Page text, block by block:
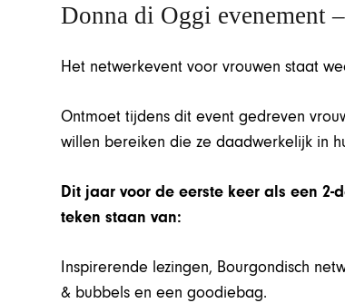
Donna di Oggi evenement
Het netwerkevent voor vrouwen staat
Ontmoet tijdens dit event gedreven
willen bereiken die ze daadwerkelijk in
Dit jaar voor de eerste keer als een 2-
teken staan van:
Inspirerende lezingen, Bourgondisch
& bubbels en een goodiebag.